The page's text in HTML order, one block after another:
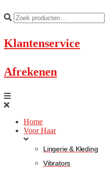
Klantenservice
Afrekenen
Home
Voor Haar
Lingerie & Kleding
Vibrators